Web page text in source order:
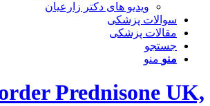
ویدیو های دکتر زارعیان
سوالات پزشکی
مقالات پزشکی
جستجو
منو منو
Prednisone UK,